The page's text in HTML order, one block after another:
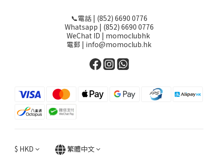
📞電話 | (852) 6690 0776
Whatsapp | (852) 6690 0776
WeChat ID | momoclubhk
電郵 | info@momoclub.hk
$ HKD 繁體中文